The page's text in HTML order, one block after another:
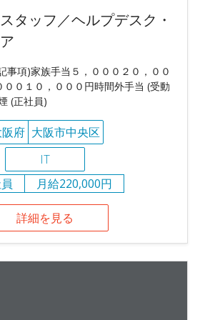
タッフ／ヘルプデスク・
事項)家族手当５，０００２０，００
００１０，０００円時間外手当 (受動
(正社員)
府 大阪市中央区
IT
月給220,000円
詳細を見る